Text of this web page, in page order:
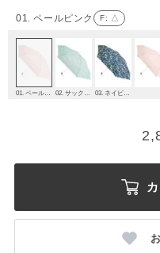
01. ペールピンク F: △